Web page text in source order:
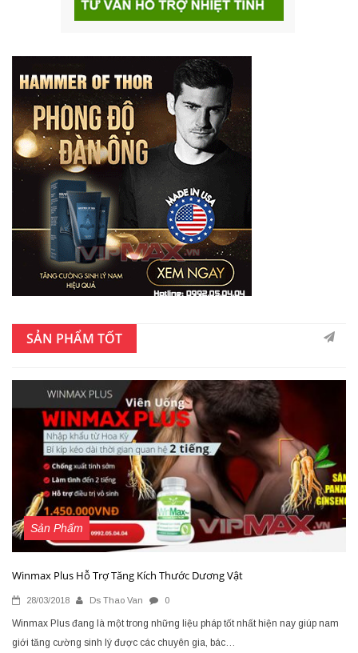
SẢN PHẨM TỐT
Sản Phẩm
Winmax Plus Hỗ Trợ Tăng Kích Thước Dương Vật
28/03/2018 Ds Thao Van 0
Winmax Plus đang là một trong những liệu pháp tốt nhất hiện nay giúp nam
giới tăng cường sinh lý được các chuyên gia, bác…